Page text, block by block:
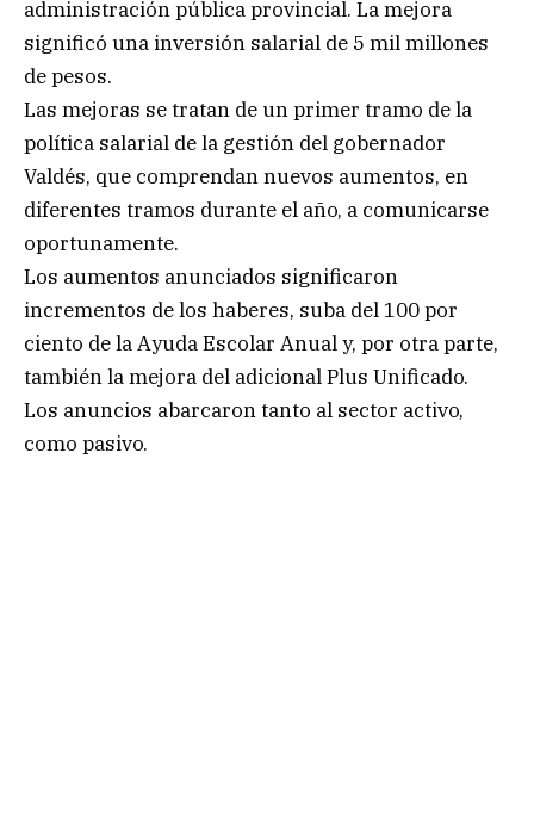
administración pública provincial. La mejora
significó una inversión salarial de 5 mil millones
de pesos.
Las mejoras se tratan de un primer tramo de la
política salarial de la gestión del gobernador
Valdés, que comprendan nuevos aumentos, en
diferentes tramos durante el año, a comunicarse
oportunamente.
Los aumentos anunciados significaron
incrementos de los haberes, suba del 100 por
ciento de la Ayuda Escolar Anual y, por otra parte,
también la mejora del adicional Plus Unificado.
Los anuncios abarcaron tanto al sector activo,
como pasivo.